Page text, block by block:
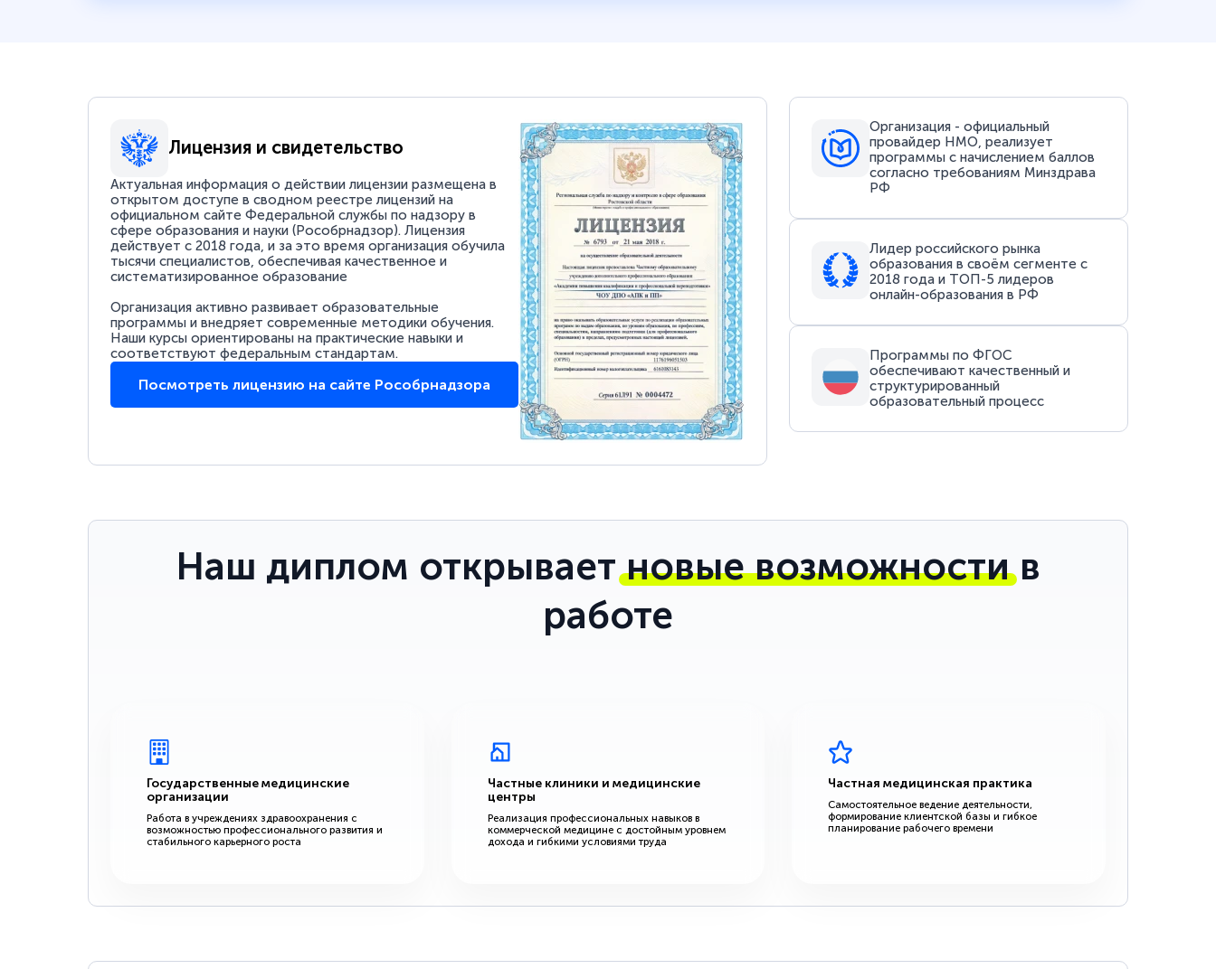
Лицензия и свидетельство
Актуальная информация о действии лицензии размещена в
открытом доступе в сводном реестре лицензий на
официальном сайте Федеральной службы по надзору в
сфере образования и науки (Рособрнадзор). Лицензия
действует с 2018 года, и за это время организация обучила
тысячи специалистов, обеспечивая качественное и
систематизированное образование
Организация активно развивает образовательные
программы и внедряет современные методики обучения.
Наши курсы ориентированы на практические навыки и
соответствуют федеральным стандартам.
Посмотреть лицензию на сайте Рособрнадзора
Организация - официальный
провайдер НМО, реализует
программы с начислением баллов
согласно требованиям Минздрава
РФ
Лидер российского рынка
образования в своём сегменте с
2018 года и ТОП-5 лидеров
онлайн-образования в РФ
Программы по ФГОС
обеспечивают качественный и
структурированный
образовательный процесс
Наш диплом открываетновые возможностив
работе
Государственные медицинские
организации
Работа в учреждениях здравоохранения с
возможностью профессионального развития и
стабильного карьерного роста
Частные клиники и медицинские
центры
Реализация профессиональных навыков в
коммерческой медицине с достойным уровнем
дохода и гибкими условиями труда
Частная медицинская практика
Самостоятельное ведение деятельности,
формирование клиентской базы и гибкое
планирование рабочего времени